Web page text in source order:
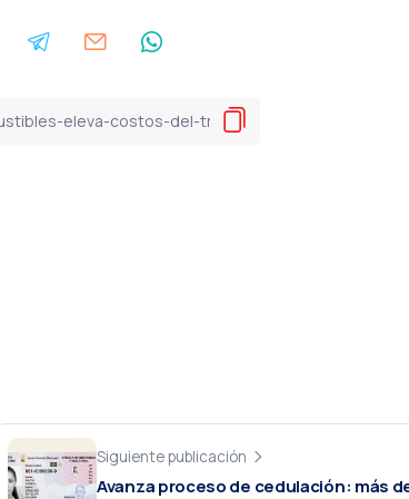
Siguiente publicación
Avanza proceso de cedulación: más